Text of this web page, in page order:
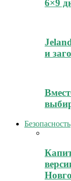
6×9
и
Безопасность